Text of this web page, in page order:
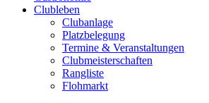
Clubleben
Clubanlage
Platzbelegung
Termine & Veranstaltungen
Clubmeisterschaften
Rangliste
Flohmarkt